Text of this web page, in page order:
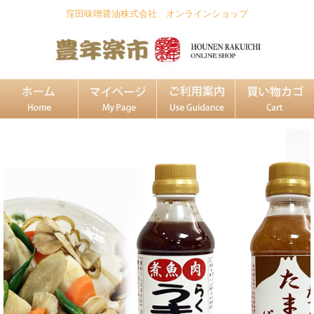
窪田味噌醤油株式会社 オンラインショップ